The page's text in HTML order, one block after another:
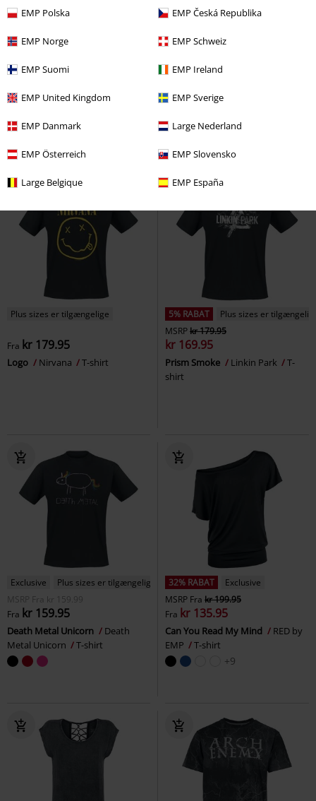
EMP Polska EMP Česká Republika
EMP Norge EMP Schweiz
EMP Suomi EMP Ireland
EMP United Kingdom EMP Sverige
EMP Danmark Large Nederland
EMP Österreich EMP Slovensko
Large Belgique EMP España
Exclusive
kr 189.95
Still A Freak Korn T-shirt
% Exclusive
Fra kr 309.95
Soccer Jersey
Plus sizes er tilgængelige
Fra kr 179.95
Logo Nirvana T-shirt
5% RABAT
Plus sizes er
MSRPkr 179.95
kr 169.95
Prism Smoke Linkin Park
T-
shirt
Exclusive
Plus sizes er tilgængelige
MSRP
Fra kr 159.99
Fra kr 159.95
Death Metal Unicorn
Death
Metal Unicorn
T-shirt
32% RABAT
Exclusive
MSRP Fra kr 199.95
Fra kr 135.95
Can You Read My Mind
RED by
EMP
T-shirt
+9